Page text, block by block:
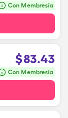
Con Membresía
$83.43
Con Membresía